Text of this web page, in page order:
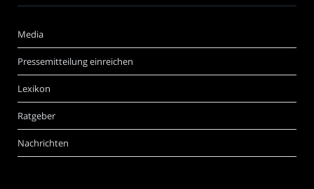
Media
Pressemitteilung einreichen
Lexikon
Ratgeber
Nachrichten